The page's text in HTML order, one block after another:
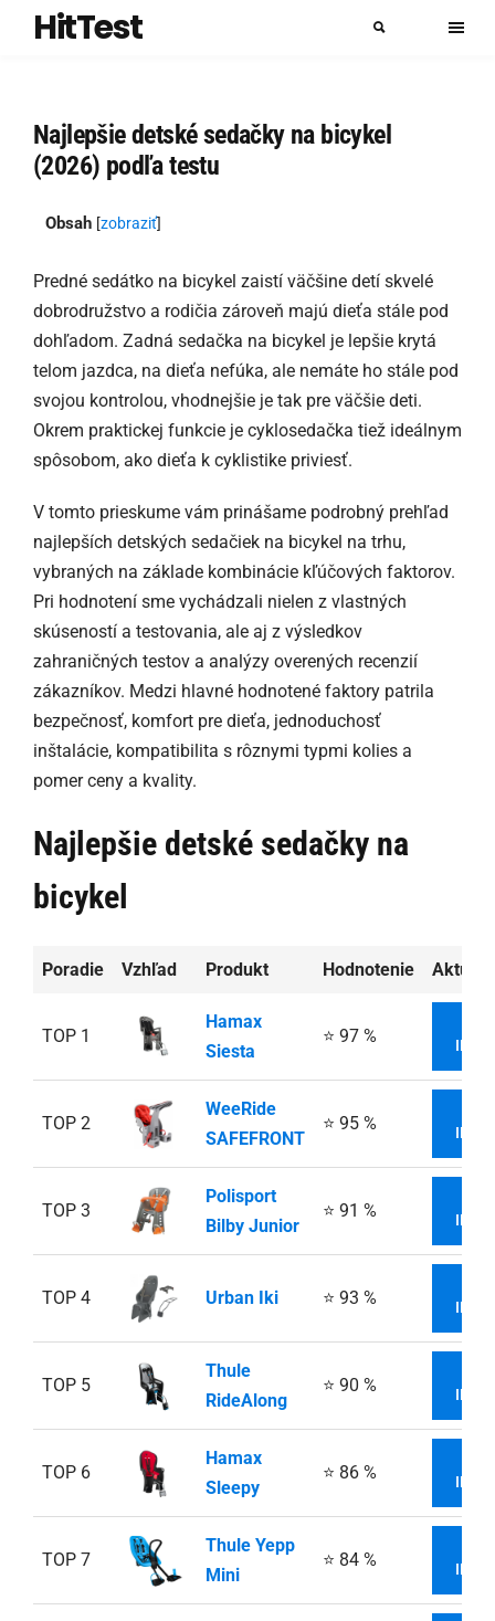
HitTest
Najlepšie detské sedačky na bicykel
(2026) podľa testu
Obsah [zobraziť]
Predné sedátko na bicykel zaistí väčšine detí skvelé
dobrodružstvo a rodičia zároveň majú dieťa stále pod
dohľadom. Zadná sedačka na bicykel je lepšie krytá
telom jazdca, na dieťa nefúka, ale nemáte ho stále pod
svojou kontrolou, vhodnejšie je tak pre väčšie deti.
Okrem praktickej funkcie je cyklosedačka tiež ideálnym
spôsobom, ako dieťa k cyklistike priviesť.
V tomto prieskume vám prinášame podrobný prehľad
najlepších detských sedačiek na bicykel na trhu,
vybraných na základe kombinácie kľúčových faktorov.
Pri hodnotení sme vychádzali nielen z vlastných
skúseností a testovania, ale aj z výsledkov
zahraničných testov a analýzy overených recenzií
zákazníkov. Medzi hlavné hodnotené faktory patrila
bezpečnosť, komfort pre dieťa, jednoduchosť
inštalácie, kompatibilita s rôznymi typmi kolies a
pomer ceny a kvality.
Najlepšie detské sedačky na
bicykel
Poradie Vzhľad Produkt Hodnotenie
TOP 1
Hamax
Siesta
⭐ 97 %
TOP 2
WeeRide
SAFEFRONT
⭐ 95 %
TOP 3
Polisport
Bilby Junior
⭐ 91 %
TOP 4 Urban Iki ⭐ 93 %
TOP 5
Thule
RideAlong
⭐ 90 %
TOP 6
Hamax
Sleepy
⭐ 86 %
TOP 7
Thule Yepp
Mini
⭐ 84 %